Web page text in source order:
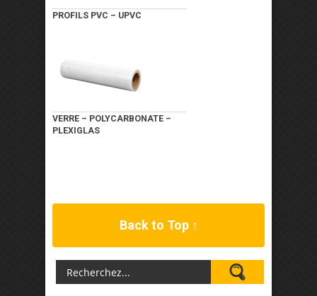
PROFILS PVC – UPVC
VERRE – POLYCARBONATE –
PLEXIGLAS
Back to Top ↑